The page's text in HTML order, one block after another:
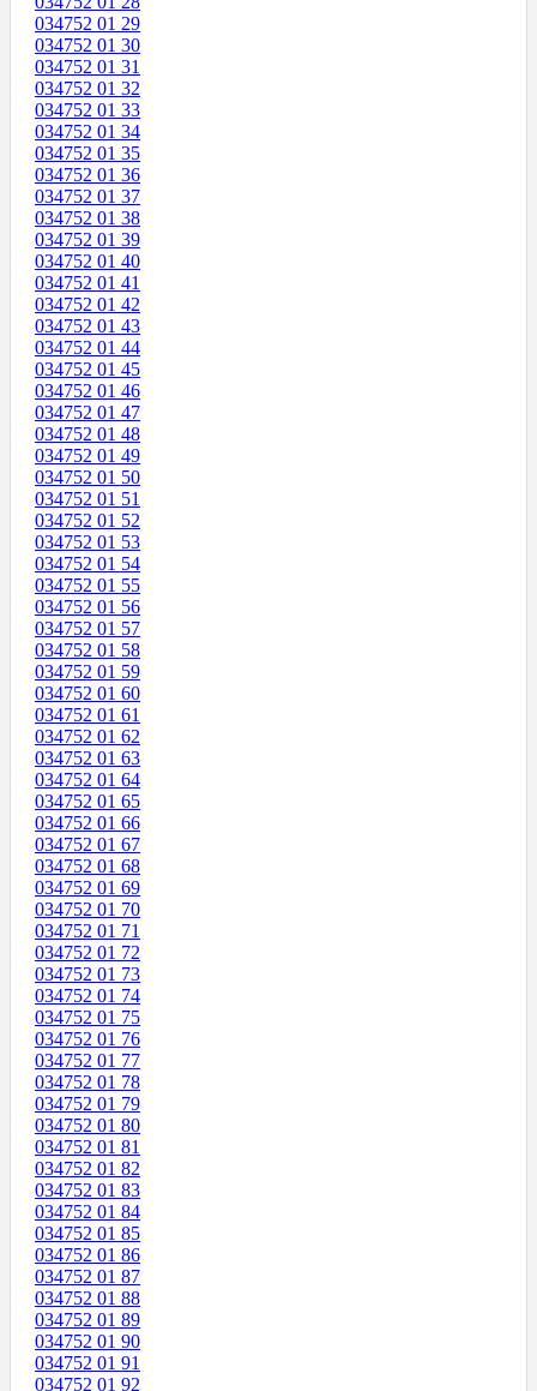
034752 01 29
034752 01 30
034752 01 31
034752 01 32
034752 01 33
034752 01 34
034752 01 35
034752 01 36
034752 01 37
034752 01 38
034752 01 39
034752 01 40
034752 01 41
034752 01 42
034752 01 43
034752 01 44
034752 01 45
034752 01 46
034752 01 47
034752 01 48
034752 01 49
034752 01 50
034752 01 51
034752 01 52
034752 01 53
034752 01 54
034752 01 55
034752 01 56
034752 01 57
034752 01 58
034752 01 59
034752 01 60
034752 01 61
034752 01 62
034752 01 63
034752 01 64
034752 01 65
034752 01 66
034752 01 67
034752 01 68
034752 01 69
034752 01 70
034752 01 71
034752 01 72
034752 01 73
034752 01 74
034752 01 75
034752 01 76
034752 01 77
034752 01 78
034752 01 79
034752 01 80
034752 01 81
034752 01 82
034752 01 83
034752 01 84
034752 01 85
034752 01 86
034752 01 87
034752 01 88
034752 01 89
034752 01 90
034752 01 91
034752 01 92